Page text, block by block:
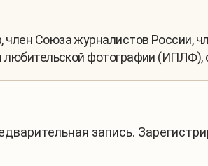
член Союза журналистов России,
фотографии (ИПЛФ),
запись.